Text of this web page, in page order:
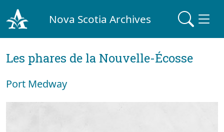
Nova Scotia Archives
Les phares de la Nouvelle-Écosse
Port Medway